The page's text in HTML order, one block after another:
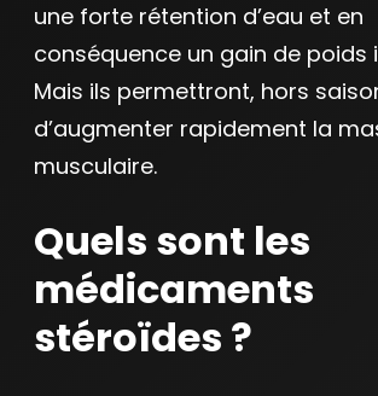
une forte rétention d’eau et en
conséquence un gain de poids
Mais ils permettront, hors
d’augmenter rapidement la
musculaire.
Quels sont les
médicaments
stéroïdes ?